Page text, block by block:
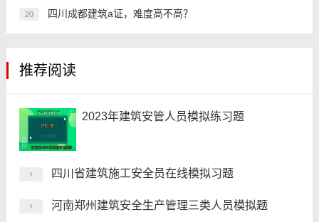
20 四川成都建筑a证，难度高不高？
推荐阅读
2023年建筑安管人员模拟练习题
四川省建筑施工安全员在线模拟习题
河南郑州建筑安全生产管理三类人员模拟题